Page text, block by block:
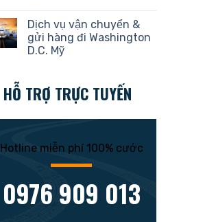
Dịch vụ vận chuyển &
gửi hàng đi Washington
D.C. Mỹ
HỖ TRỢ TRỰC TUYẾN
Hotline miễn phí 100% cước
0976 909 013